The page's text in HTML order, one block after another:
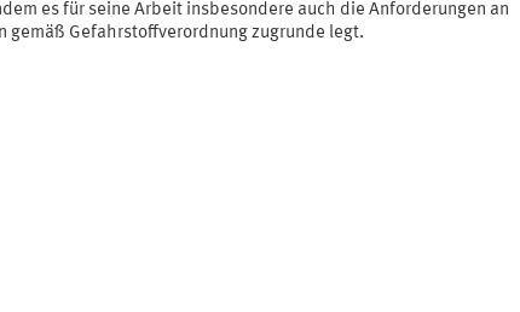
es für seine Arbeit insbesondere auch die Anforderungen an
gemäß Gefahrstoffverordnung zugrunde legt.